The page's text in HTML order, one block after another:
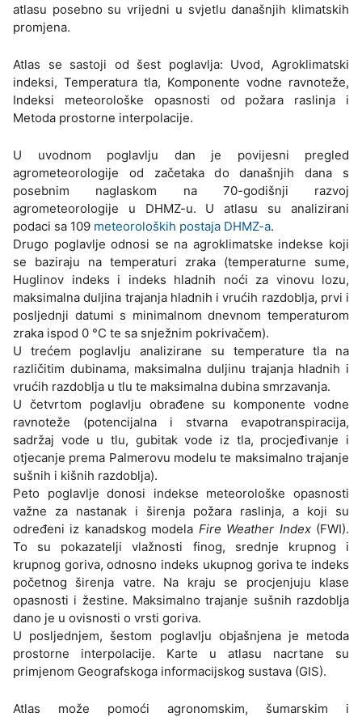
atlasu posebno su vrijedni u svjetlu današnjih klimatskih
promjena.
Atlas se sastoji od šest poglavlja: Uvod, Agroklimatski
indeksi, Temperatura tla, Komponente vodne ravnoteže,
Indeksi meteorološke opasnosti od požara raslinja i
Metoda prostorne interpolacije.
U uvodnom poglavlju dan je povijesni pregled
agrometeorologije od začetaka do današnjih dana s
posebnim naglaskom na 70-godišnji razvoj
agrometeorologije u DHMZ-u. U atlasu su analizirani
podaci sa 109 meteoroloških postaja DHMZ-a.
Drugo poglavlje odnosi se na agroklimatske indekse koji
se baziraju na temperaturi zraka (temperaturne sume,
Huglinov indeks i indeks hladnih noći za vinovu lozu,
maksimalna duljina trajanja hladnih i vrućih razdoblja, prvi i
posljednji datumi s minimalnom dnevnom temperaturom
zraka ispod 0 °C te sa snježnim pokrivačem).
U trećem poglavlju analizirane su temperature tla na
različitim dubinama, maksimalna duljinu trajanja hladnih i
vrućih razdoblja u tlu te maksimalna dubina smrzavanja.
U četvrtom poglavlju obrađene su komponente vodne
ravnoteže (potencijalna i stvarna evapotranspiracija,
sadržaj vode u tlu, gubitak vode iz tla, procjeđivanje i
otjecanje prema Palmerovu modelu te maksimalno trajanje
sušnih i kišnih razdoblja).
Peto poglavlje donosi indekse meteorološke opasnosti
važne za nastanak i širenja požara raslinja, a koji su
određeni iz kanadskog modela Fire Weather Index(FWI).
To su pokazatelji vlažnosti finog, srednje krupnog i
krupnog goriva, odnosno indeks ukupnog goriva te indeks
početnog širenja vatre. Na kraju se procjenjuju klase
opasnosti i žestine. Maksimalno trajanje sušnih razdoblja
dano je u ovisnosti o vrsti goriva.
U posljednjem, šestom poglavlju objašnjena je metoda
prostorne interpolacije. Karte u atlasu nacrtane su
primjenom Geografskoga informacijskog sustava (GIS).
Atlas može pomoći agronomskim, šumarskim i